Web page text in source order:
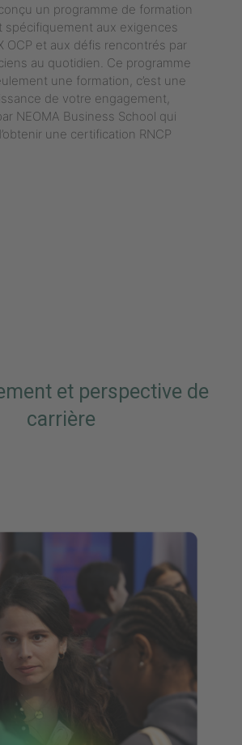
un programme de formation
spécifiquement aux exigences
OCP et aux défis rencontrés par
au quotidien. Ce programme
une formation, c’est une
de votre engagement,
NEOMA Business School qui
une certification RNCP
et perspective de
carrière